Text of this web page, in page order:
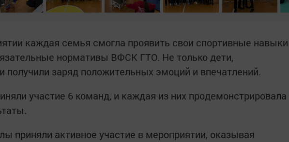
каждая семья смогла проявить свои спортивные навыки
нормативы ВФСК ГТО. Не только дети,
получили заряд положительных эмоций и впечатлений.
участие 6 команд, и каждая из них продемонстрировала
приняли активное участие в мероприятии, оказывая